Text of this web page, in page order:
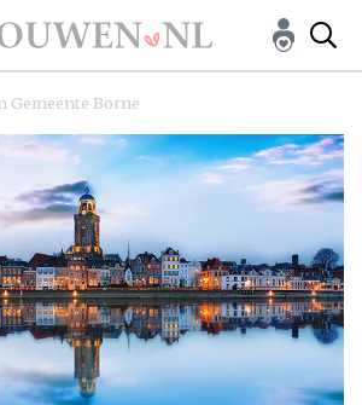
Gemeente Borne